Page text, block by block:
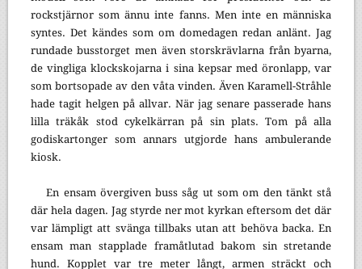
rockstjärnor som ännu inte fanns. Men inte en människa
syntes. Det kändes som om domedagen redan anlänt. Jag
rundade busstorget men även storskrävlarna från byarna,
de vingliga klockskojarna i sina kepsar med öronlapp, var
som bortsopade av den våta vinden. Även Karamell-Stråhle
hade tagit helgen på allvar. När jag senare passerade hans
lilla träkåk stod cykelkärran på sin plats. Tom på alla
godiskartonger som annars utgjorde hans ambulerande
kiosk.
En ensam övergiven buss såg ut som om den tänkt stå
där hela dagen. Jag styrde ner mot kyrkan eftersom det där
var lämpligt att svänga tillbaks utan att behöva backa. En
ensam man stapplade framåtlutad bakom sin stretande
hund. Kopplet var tre meter långt, armen sträckt och